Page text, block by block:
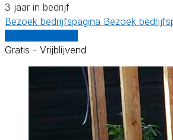
3 jaar in bedrijf
Bezoek bedrijfspagina Bezoek
Gratis - Vrijblijvend